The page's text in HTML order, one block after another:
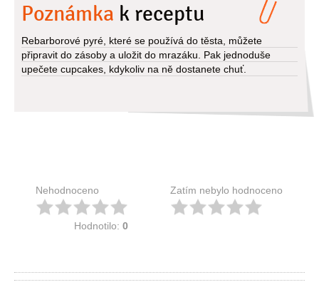
Poznámka k receptu
Rebarborové pyré, které se používá do těsta, můžete
připravit do zásoby a uložit do mrazáku. Pak jednoduše
upečete cupcakes, kdykoliv na ně dostanete chuť.
Nehodnoceno
Hodnotilo: 0
Zatím nebylo hodnoceno